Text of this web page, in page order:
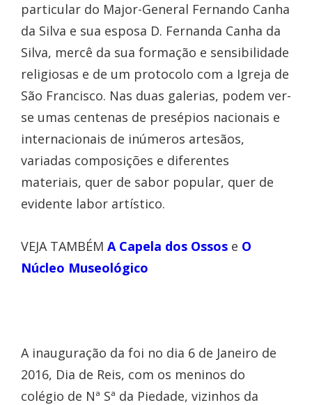
particular do Major-General Fernando Canha
da Silva e sua esposa D. Fernanda Canha da
Silva, mercê da sua formação e sensibilidade
religiosas e de um protocolo com a Igreja de
São Francisco. Nas duas galerias, podem ver-
se umas centenas de presépios nacionais e
internacionais de inúmeros artesãos,
variadas composições e diferentes
materiais, quer de sabor popular, quer de
evidente labor artístico.
VEJA TAMBÉM A Capela dos Ossos e O
Núcleo Museológico
A inauguração da foi no dia 6 de Janeiro de
2016, Dia de Reis, com os meninos do
colégio de Nª Sª da Piedade, vizinhos da